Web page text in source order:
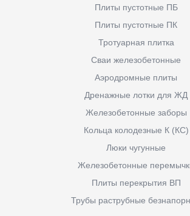
Плиты пустотные ПБ
Плиты пустотные ПК
Тротуарная плитка
Сваи железобетонные
Аэродромные плиты
Дренажные лотки для ЖД
Железобетонные заборы
Кольца колодезные К (КС)
Люки чугунные
Железобетонные
Плиты перекрытия ВП
Трубы раструбные